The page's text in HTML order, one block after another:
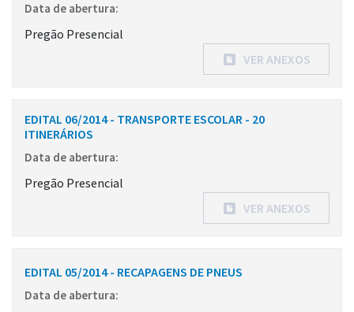
Data de abertura:
Pregão Presencial
VER ANEXOS
EDITAL 06/2014 - TRANSPORTE ESCOLAR - 20
ITINERÁRIOS
Data de abertura:
Pregão Presencial
VER ANEXOS
EDITAL 05/2014 - RECAPAGENS DE PNEUS
Data de abertura: